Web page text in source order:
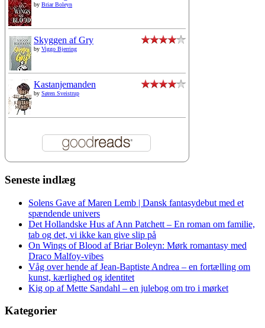
by Briar Boleyn
Skyggen af Gry
by Viggo Bjerring
Kastanjemanden
by Søren Sveistrup
Seneste indlæg
Solens Gave af Maren Lemb | Dansk fantasydebut med et
spændende univers
Det Hollandske Hus af Ann Patchett – En roman om familie,
tab og det, vi ikke kan give slip på
On Wings of Blood af Briar Boleyn: Mørk romantasy med
Draco Malfoy-vibes
Våg over hende af Jean-Baptiste Andrea – en fortælling om
kunst, kærlighed og identitet
Kig op af Mette Sandahl – en julebog om tro i mørket
Kategorier